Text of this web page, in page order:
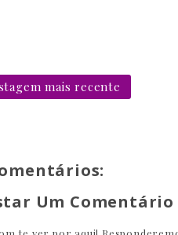
mais recente
Um Comentário